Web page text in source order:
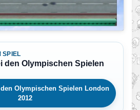
SPIEL
den Olympischen Spielen
Olympischen Spielen London
2012